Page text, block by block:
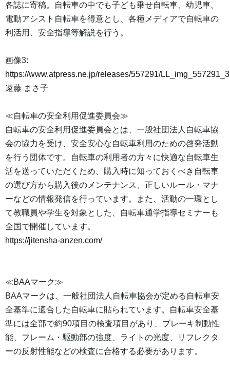
各誌に寄稿。自転車の中でも子ども乗せ自転車、幼児車、
電動アシスト自転車を得意とし、各種メディアで自転車の
利活用、安全指導等解説を行う。
画像3:
https://www.atpress.ne.jp/releases/557291/
遠藤 まさ子
≪自転車の安全利用促進委員会≫
自転車の安全利用促進委員会とは、一般社団法人自転車協
会の協力を受け、安全安心な自転車利用のための啓発活動
を行う団体です。自転車の利用者の方々に快適な自転車生
活を送っていただくため、購入時に知っておくべき自転車
の選び方から購入後のメンテナンス、正しいルール・マナ
ーなどの情報発信を行っています。また、活動の一環とし
て教職員や学生を対象とした、自転車通学指導セミナーも
全国で開催しています。
https://jitensha-anzen.com/
≪BAAマーク≫
BAAマークは、一般社団法人自転車協会が定める自転車安
全基準に適合した自転車に貼られています。自転車安全基
準には全部で約90項目の検査項目があり、ブレーキ制動性
能、フレーム・駆動部の強度、ライトの光度、リフレクタ
ーの反射性能などの検査に合格する必要があります。